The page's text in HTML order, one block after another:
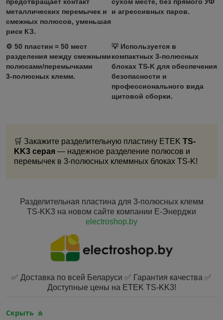
металлических перемычек и
смежных полюсов, уменьшая
риск КЗ.
и агрессивных паров.
⚙️ 50 пластин = 50 мест
разделения между смежными
полюсами/перемычками
3‑полюсных клемм.
💡 Используется в
компактных 3‑полюсных
блоках TS‑K для обеспечения
безопасности и
профессионального вида
щитовой сборки.
🛒 Закажите разделительную пластину ETEK TS-
KK3 серая — надежное разделение полюсов и
перемычек в 3‑полюсных клеммных блоках TS‑K!
Разделительная пластина для 3‑полюсных клемм
TS‑KK3 на новом сайте компании Е‑Энерджи
electroshop.by
✅ Доставка по всей Беларуси ✅ Гарантия качества ✅
Доступные цены на ETEK TS-KK3!
Скрыть